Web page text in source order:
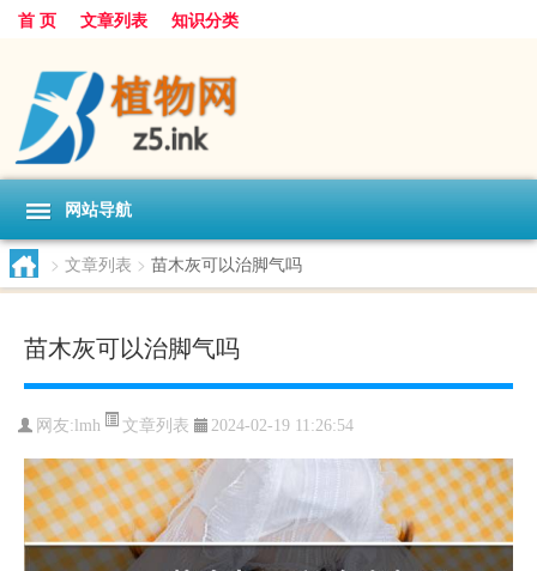
首 页 文章列表 知识分类
网站导航
> 文章列表 > 苗木灰可以治脚气吗
苗木灰可以治脚气吗
网友:lmh 文章列表 2024-02-19 11:26:54